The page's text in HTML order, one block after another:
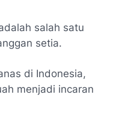
salah satu
setia.
di Indonesia,
menjadi incaran